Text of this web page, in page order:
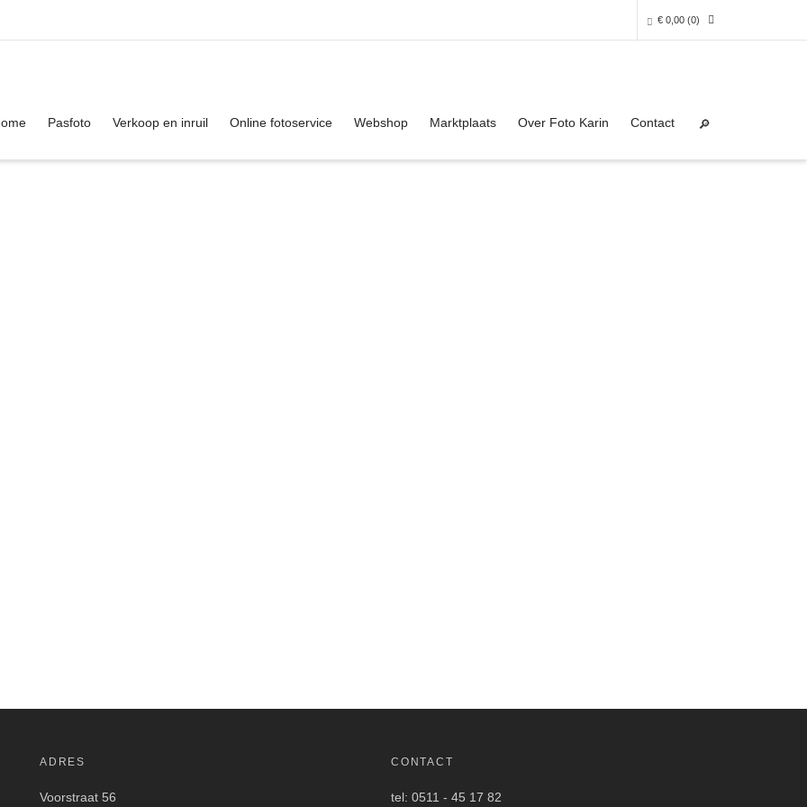
. Show me the colour items.
€ 0,00 (0)
Pasfoto Verkoop en inruil Online fotoservice Webshop Marktplaats Over Foto Karin Contact
ADRES
Voorstraat 56
CONTACT
tel: 0511 - 45 17 82